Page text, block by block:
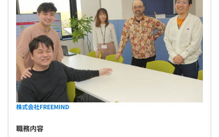
株式会社FREEMIND
職務内容